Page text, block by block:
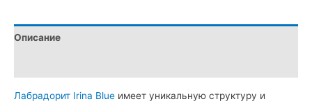
Irina
Blue
фаска
A)
Описание
Лабрадорит Irina Blue имеет уникальную структуру и